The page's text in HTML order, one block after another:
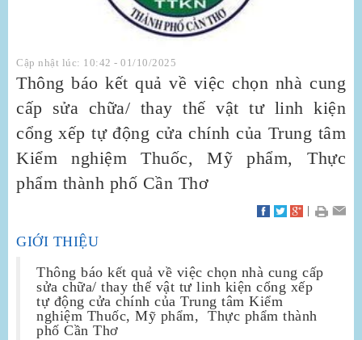
Cập nhật lúc: 10:42 - 01/10/2025
Thông báo kết quả về việc chọn nhà cung
cấp sửa chữa/ thay thế vật tư linh kiện
cổng xếp tự động cửa chính của Trung tâm
Kiểm nghiệm Thuốc, Mỹ phẩm, Thực
phẩm thành phố Cần Thơ
GIỚI THIỆU
Thông báo kết quả về việc chọn nhà cung cấp
sửa chữa/ thay thế vật tư linh kiện cổng xếp
tự động cửa chính của Trung tâm Kiểm
nghiệm Thuốc, Mỹ phẩm, Thực phẩm thành
phố Cần Thơ